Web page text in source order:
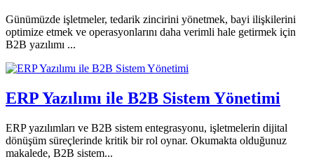
Günümüzde işletmeler, tedarik zincirini yönetmek, bayi ilişkilerini
optimize etmek ve operasyonlarını daha verimli hale getirmek için
B2B yazılımı ...
ERP Yazılımı ile B2B Sistem Yönetimi
ERP yazılımları ve B2B sistem entegrasyonu, işletmelerin dijital
dönüşüm süreçlerinde kritik bir rol oynar. Okumakta olduğunuz
makalede, B2B sistem...